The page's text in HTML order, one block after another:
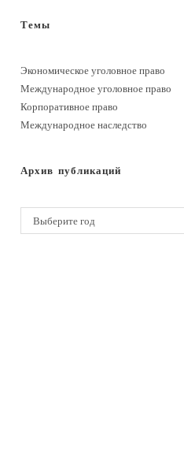
Темы
Экономическое уголовное право
Международное уголовное право
Корпоративное право
Международное наследство
Архив публикаций
Архивы
Выберите год